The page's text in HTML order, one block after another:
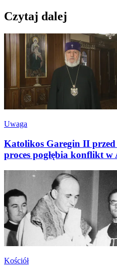
Czytaj dalej
Uwaga
Katolikos Garegin II przed
proces pogłębia konflikt w
Kościół